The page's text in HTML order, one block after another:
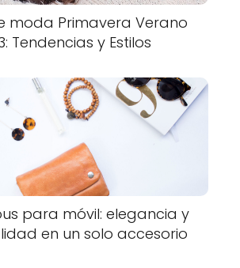
moda Primavera Verano
Tendencias y Estilos
para móvil: elegancia y
en un solo accesorio